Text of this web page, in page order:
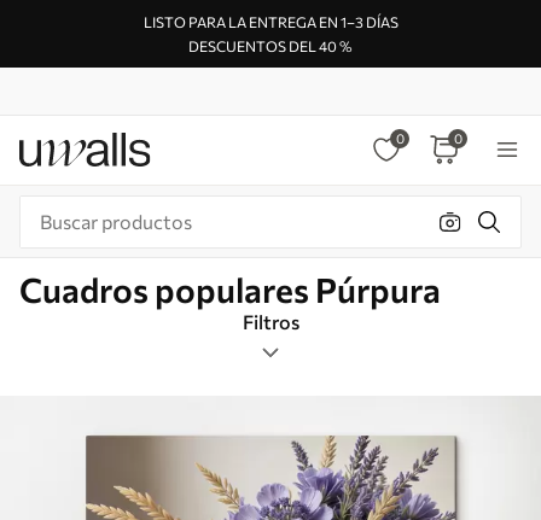
LISTO PARA LA ENTREGA EN 1–3 DÍAS
DESCUENTOS DEL 40 %
0 0
Cuadros populares Púrpura
Filtros
Formato de imagen
Púrpura